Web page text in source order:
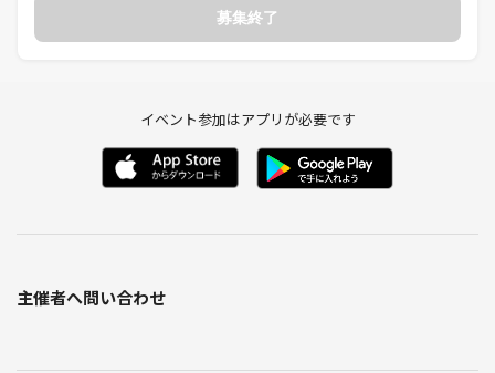
募集終了
イベント参加はアプリが必要です
主催者へ問い合わせ